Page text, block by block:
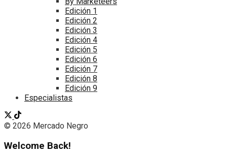
Edición 1
Edición 2
Edición 3
Edición 4
Edición 5
Edición 6
Edición 7
Edición 8
Edición 9
Especialistas
© 2026 Mercado Negro
Welcome Back!